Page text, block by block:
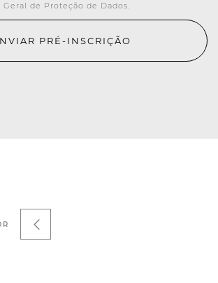
de Proteção de Dados.
PRÉ-INSCRIÇÃO